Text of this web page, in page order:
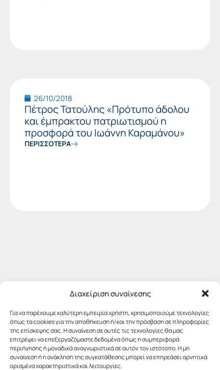
Διαχείριση συναίνεσης
Για να παρέχουμε καλύτερη εμπειρία χρήστη, χρησιμοποιούμε τεχνολογίες
όπως τα cookies για την αποθήκευση ή/και την πρόσβαση σε πληροφορίες
της επίσκεψης σας. Η συναίνεση σε αυτές τις τεχνολογίες θα μας
επιτρέψει να επεξεργαζόμαστε δεδομένα όπως η συμπεριφορά
περιήγησης ή μοναδικά αναγνωριστικά σε αυτόν τον ιστότοπο. Η μη
συναίνεση ή η ανάκληση της συγκατάθεσης μπορεί να επηρεάσει αρνητικά
ορισμένα χαρακτηριστικά και λειτουργίες.
26/10/2018
Πέτρος Τατούλης «Πρότυπο άδολου
και έμπρακτου πατριωτισμού η
προσφορά του Ιωάννη Καραμάνου»
ΠΕΡΙΣΣΟΤΕΡΑ